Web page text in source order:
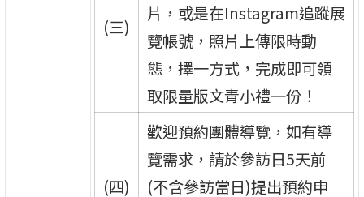
(三)
片，或是在Instagram追蹤展
覽帳號，照片上傳限時動
態，擇一方式，完成即可領
取限量版文青小禮一份！
(四)
歡迎預約團體導覽，如有導
覽需求，請於參訪日5天前
(不含參訪當日)提出預約申